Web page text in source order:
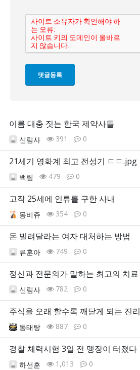
이름 대충 짓는 한국 제약사들
신림사 391 0
21세기 영화계 최고 전성기 ㄷㄷ.jpg
백림 479 0
고작 25세에 인류를 구한 사내
몽비쥬 354 0
돈 빌려달라는 여자 대처하는 방법
류훈아 749 0
정신과 전문의가 말하는 최고의 치료
신림사 782 0
주식을 오래 할수록 깨닫게 되는 진리
동태탕 887 0
경찰 체력시험 3일 전 맹장이 터졌다
하선훈 1,013 0